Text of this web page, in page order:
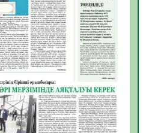
32
сақтау – әр
32
әкімінің
29
дамыту аясында